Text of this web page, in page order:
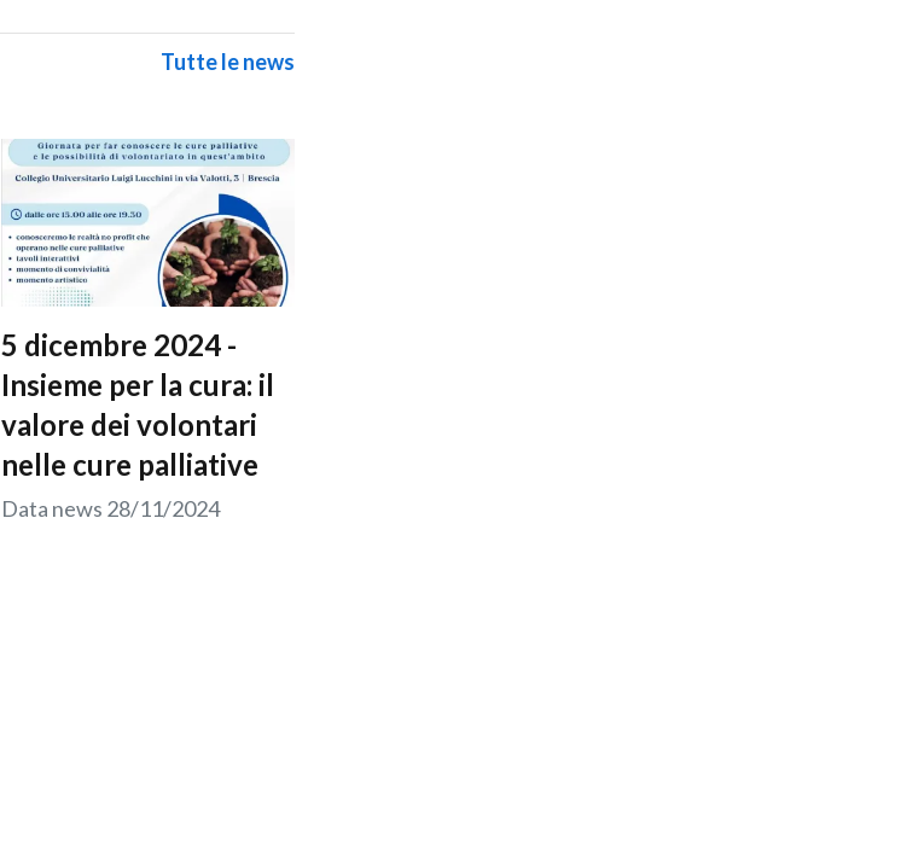
Tutte le news
5 dicembre 2024 -
Insieme per la cura: il
valore dei volontari
nelle cure palliative
Data news 28/11/2024